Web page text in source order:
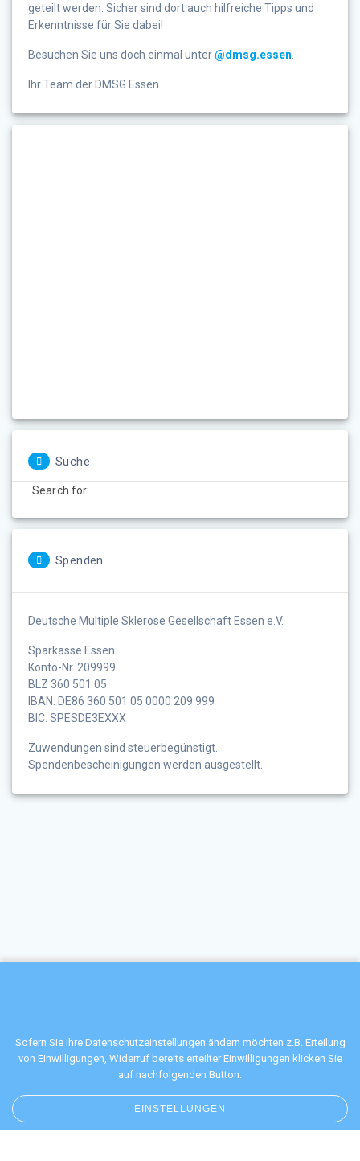
geteilt werden. Sicher sind dort auch hilfreiche Tipps und
Erkenntnisse für Sie dabei!
Besuchen Sie uns doch einmal unter@dmsg.essen
Ihr Team der DMSG Essen
Suche
Search for:
Spenden
Deutsche Multiple Sklerose Gesellschaft Essen e.V.
Sparkasse Essen
Konto-Nr. 209999
BLZ 360 501 05
IBAN: DE86 360 501 05 0000 209 999
BIC: SPESDE3EXXX
Zuwendungen sind steuerbegünstigt.
Spendenbescheinigungen werden ausgestellt.
Sofern Sie Ihre Datenschutzeinstellungen ändern möchten z.B. Erteilung
von Einwilligungen, Widerruf bereits erteilter Einwilligungen klicken Sie
auf nachfolgenden Button.
EINSTELLUNGEN